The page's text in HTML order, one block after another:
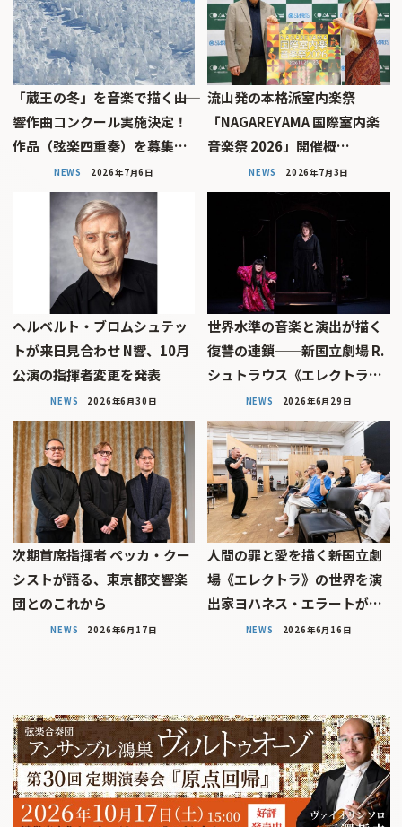
「蔵王の冬」を音楽で描く――山
響作曲コンクール実施決定！
作品（弦楽四重奏）を募集…
NEWS 2026年7月6日
流山発の本格派室内楽祭
「NAGAREYAMA 国際室内楽
音楽祭 2026」開催概…
NEWS 2026年7月3日
ヘルベルト・ブロムシュテッ
トが来日見合わせ N響、10月
公演の指揮者変更を発表
NEWS 2026年6月30日
世界水準の音楽と演出が描く
復讐の連鎖──新国立劇場 R.
シュトラウス《エレクトラ…
NEWS 2026年6月29日
次期首席指揮者 ペッカ・クー
シストが語る、東京都交響楽
団とのこれから
NEWS 2026年6月17日
人間の罪と愛を描く――新国立劇
場《エレクトラ》の世界を演
出家ヨハネス・エラートが…
NEWS 2026年6月16日